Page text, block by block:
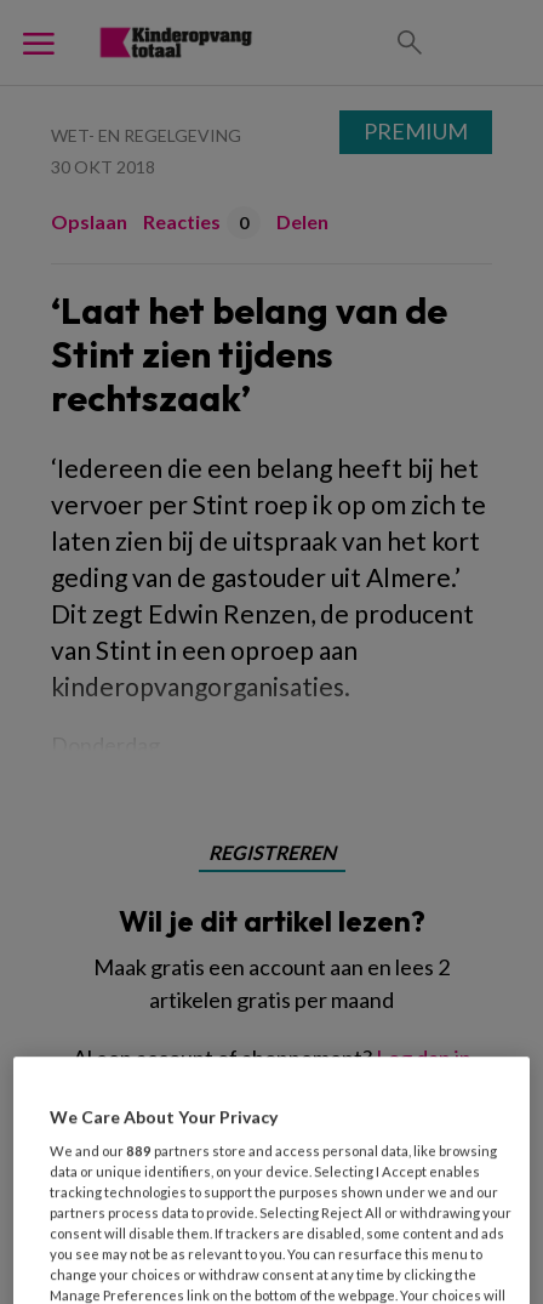
WET- EN REGELGEVING
30 OKT 2018
Opslaan Reacties 0 Delen
‘Laat het belang van de
Stint zien tijdens
rechtszaak’
‘Iedereen die een belang heeft bij het
vervoer per Stint roep ik op om zich te
laten zien bij de uitspraak van het kort
geding van de gastouder uit Almere.’
Dit zegt Edwin Renzen, de producent
van Stint in een oproep aan
kinderopvangorganisaties.
REGISTREREN
Wil je dit artikel lezen?
Maak gratis een account aan en lees 2
artikelen gratis per maand
Al een account of abonnement?Log dan in
Wat
is
je
e-
mailadres?
* *
Kies
je
wachtwoord* *
PREMIUM
We Care About Your Privacy
We and our889 partners store and access personal data, like browsing
data or unique identifiers, on your device. Selecting I Accept enables
tracking technologies to support the purposes shown under we and our
partners process data to provide. Selecting Reject All or withdrawing your
consent will disable them. If trackers are disabled, some content and ads
you see may not be as relevant to you. You can resurface this menu to
change your choices or withdraw consent at any time by clicking the
Manage Preferences link on the bottom of the webpage. Your choices will